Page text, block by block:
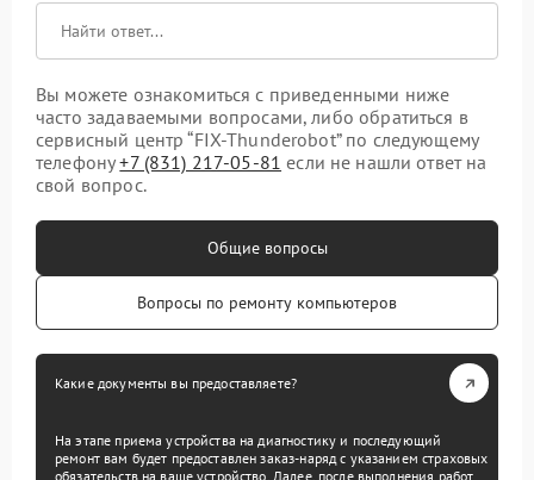
Вы можете ознакомиться с приведенными ниже
часто задаваемыми вопросами, либо обратиться в
сервисный центр “FIX-Thunderobot” по следующему
телефону+7 (831) 217-05-81 если не нашли ответ на
свой вопрос.
Общие вопросы
Вопросы по ремонту компьютеров
Какие документы вы предоставляете?
На этапе приема устройства на диагностику и последующий
ремонт вам будет предоставлен заказ-наряд с указанием страховых
обязательств на ваше устройство. Далее, после выполнения работ